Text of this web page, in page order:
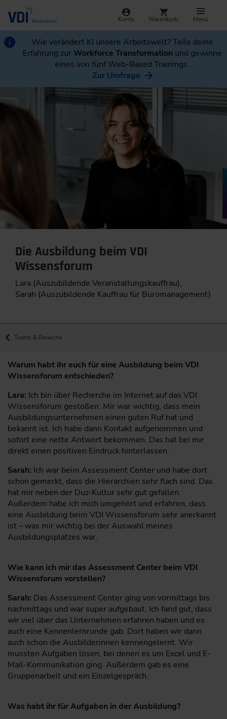
Konto Warenkorb Menü
Wie verändert KI unsere Arbeitswelt? Teile deine
Erfahrung zurWorkforce Transformation und gewinne
eines von fünf Web-Based Trainings.
Zur Umfrage
Die Ausbildung beim VDI
Wissensforum
Lara (Auszubildende Veranstaltungskauffrau),
Sarah (Auszubildende Kauffrau für Büromanagement)
Teams & Bereiche
Warum habt ihr euch für eine Ausbildung beim VDI
Wissensforum entschieden?
Lara: Ich bin über Recherche im Internet auf das VDI
Wissensforum gestoßen: Mir war wichtig, dass mein
Ausbildungsunternehmen einen guten Ruf hat und
bekannt ist. Ich habe dann Kontakt aufgenommen und
sofort eine nette Antwort bekommen. Das hat bei mir
direkt einen positiven Eindruck hinterlassen.
Sarah: Ich war beim Assessment Center und habe dort
schon gemerkt, dass die Hierarchien sehr flach sind. Das
hat mir neben der Duz-Kultur sehr gut gefallen.
Außerdem habe ich mich umgehört und erfahren, dass
eine Ausbildung beim VDI Wissensforum sehr anerkannt
ist – was mir wichtig bei der Auswahl meines
Ausbildungsplatzes war.
Wie kann ich mir das Assessment Center beim VDI
Wissensforum vorstellen?
Sarah: Das Assessment Center ging von vormittags bis
nachmittags und war super aufgebaut. Ich fand gut, dass
wir viel über das Unternehmen erfahren haben und es
auch eine Kennenlernrunde gab. Dort haben wir dann
auch schon die Ausbilderinnen kennengelernt. Wir
mussten Aufgaben lösen, bei denen es um Excel und E-
Mail-Kommunikation ging. Außerdem gab es eine
Gruppenarbeit und ein Einzelgespräch.
Was habt ihr für Aufgaben in der Ausbildung?